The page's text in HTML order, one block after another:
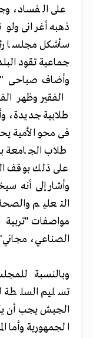
على الفساد،
ذهبه أغرانى
سأشكل مجلسا
جماعية تقود
وأضاف صباحى
الفقير وظهر
طلابية جديدة،
فى محو الأمية
طلاب
على ذلك بوقف
وأشار إلى أنه
مواصفات
الصناعي،
وبالنسبة
تسليم السلطة
الجيش يجب أن
الجمهورية